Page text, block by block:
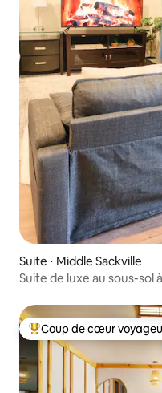
Suite ⋅ Middle Sackville
Suite de luxe au sous-sol
Coups de cœur
Coup de cœur